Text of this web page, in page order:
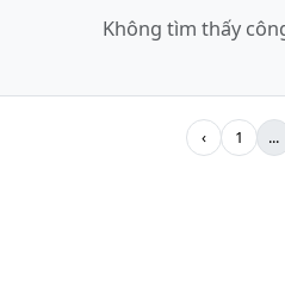
Không tìm thấy
‹ 1 ...